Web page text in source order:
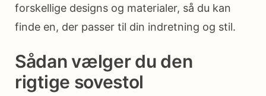
forskellige designs og materialer, så du kan
finde en, der passer til din indretning og stil.
Sådan vælger du den
rigtige sovestol